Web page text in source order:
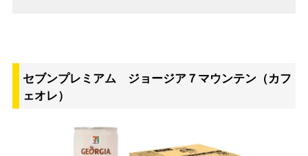
セブンプレミアム ジョージア７マウンテン（カフ
ェオレ）